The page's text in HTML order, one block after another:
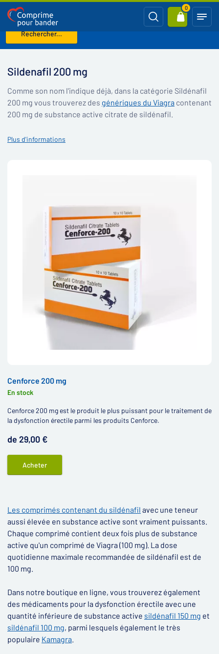
Rechercher...
0
Page d'accueil Sildenafil 200 mg
Sildenafil 200 mg
Comme son nom l'indique déjà, dans la catégorie Sildénafil
200 mg vous trouverez des génériques du Viagra contenant
200 mg de substance active citrate de sildénafil.
Plus d'informations
Cenforce 200 mg
En stock
Cenforce 200 mg est le produit le plus puissant pour le traitement de
la dysfonction érectile parmi les produits Cenforce.
de 29,00 €
Acheter
Les comprimés contenant du sildénafil avec une teneur
aussi élevée en substance active sont vraiment puissants.
Chaque comprimé contient deux fois plus de substance
active qu'un comprimé de Viagra (100 mg). La dose
quotidienne maximale recommandée de sildénafil est de
100 mg.
Dans notre boutique en ligne, vous trouverez également
des médicaments pour la dysfonction érectile avec une
quantité inférieure de substance active sildénafil 150 mg et
sildénafil 100 mg, parmi lesquels également le très
populaire Kamagra.